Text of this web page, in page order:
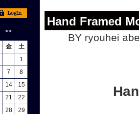
Hand Framed
BY ryouhei
>>
金
土
1
7
8
14
15
21
22
28
29